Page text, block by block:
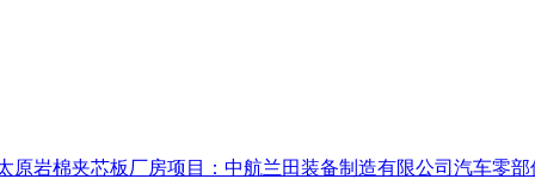
原岩棉夹芯板厂房项目：中航兰田装备制造有限公司汽车零